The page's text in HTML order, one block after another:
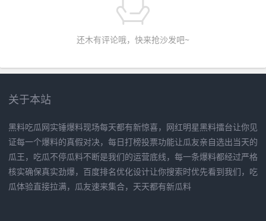
还木有评论哦，快来抢沙发吧~
关于本站
黑料吃瓜网实锤爆料现场每天都有新惊喜，网红明星黑料擂台让你见
证每一个爆料的真假对决，每日打榜投票功能让瓜友亲自选出当天的
瓜王，吃瓜不停瓜料不断是我们的运营底线，每一条爆料都经过严格
核实确保真实劲爆，百度排名优化设计让你搜索时优先看到我们，吃
瓜体验直接拉满，瓜友速来集合，天天都有新瓜料